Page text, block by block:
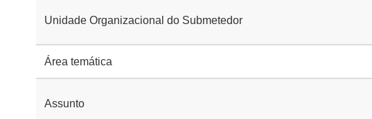
Unidade Organizacional do Submetedor
Área temática
Assunto